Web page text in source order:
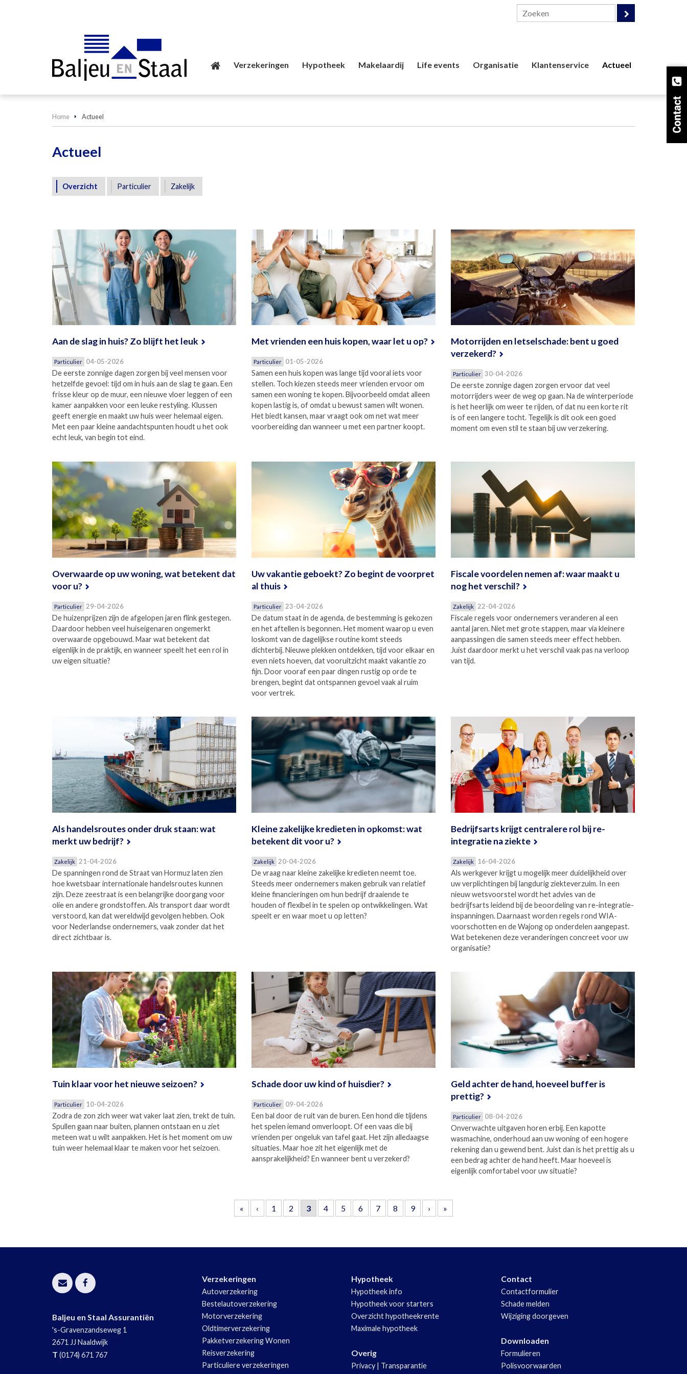
Verzekeringen Hypotheek Makelaardij Life events Organisatie Klantenservice Actueel
Home Actueel
Actueel
Overzicht Particulier Zakelijk
Aan de slag in huis? Zo blijft het leuk
Particulier 04-05-2026
De eerste zonnige dagen zorgen bij veel mensen voor
hetzelfde gevoel: tijd om in huis aan de slag te gaan. Een
frisse kleur op de muur, een nieuwe vloer leggen of een
kamer aanpakken voor een leuke restyling. Klussen
geeft energie en maakt uw huis weer helemaal eigen.
Met een paar kleine aandachtspunten houdt u het ook
echt leuk, van begin tot eind.
Met vrienden een huis kopen, waar let u op?
Particulier 01-05-2026
Samen een huis kopen was lange tijd vooral iets voor
stellen. Toch kiezen steeds meer vrienden ervoor om
samen een woning te kopen. Bijvoorbeeld omdat alleen
kopen lastig is, of omdat u bewust samen wilt wonen.
Het biedt kansen, maar vraagt ook om net wat meer
voorbereiding dan wanneer u met een partner koopt.
Motorrijden en letselschade: bent u goed
verzekerd?
Particulier 30-04-2026
De eerste zonnige dagen zorgen ervoor dat veel
motorrijders weer de weg op gaan. Na de winterperiode
is het heerlijk om weer te rijden, of dat nu een korte rit
is of een langere tocht. Tegelijk is dit ook een goed
moment om even stil te staan bij uw verzekering.
Overwaarde op uw woning, wat betekent dat
voor u?
Particulier 29-04-2026
De huizenprijzen zijn de afgelopen jaren flink gestegen.
Daardoor hebben veel huiseigenaren ongemerkt
overwaarde opgebouwd. Maar wat betekent dat
eigenlijk in de praktijk, en wanneer speelt het een rol in
uw eigen situatie?
Uw vakantie geboekt? Zo begint de voorpret
al thuis
Particulier 23-04-2026
De datum staat in de agenda, de bestemming is gekozen
en het aftellen is begonnen. Het moment waarop u even
loskomt van de dagelijkse routine komt steeds
dichterbij. Nieuwe plekken ontdekken, tijd voor elkaar en
even niets hoeven, dat vooruitzicht maakt vakantie zo
fijn. Door vooraf een paar dingen rustig op orde te
brengen, begint dat ontspannen gevoel vaak al ruim
voor vertrek.
Fiscale voordelen nemen af: waar maakt u
nog het verschil?
Zakelijk 22-04-2026
Fiscale regels voor ondernemers veranderen al een
aantal jaren. Niet met grote stappen, maar via kleinere
aanpassingen die samen steeds meer effect hebben.
Juist daardoor merkt u het verschil vaak pas na verloop
van tijd.
Als handelsroutes onder druk staan: wat
merkt uw bedrijf?
Zakelijk 21-04-2026
De spanningen rond de Straat van Hormuz laten zien
hoe kwetsbaar internationale handelsroutes kunnen
zijn. Deze zeestraat is een belangrijke doorgang voor
olie en andere grondstoffen. Als transport daar wordt
verstoord, kan dat wereldwijd gevolgen hebben. Ook
voor Nederlandse ondernemers, vaak zonder dat het
direct zichtbaar is.
Kleine zakelijke kredieten in opkomst: wat
betekent dit voor u?
Zakelijk 20-04-2026
De vraag naar kleine zakelijke kredieten neemt toe.
Steeds meer ondernemers maken gebruik van relatief
kleine financieringen om hun bedrijf draaiende te
houden of flexibel in te spelen op ontwikkelingen. Wat
speelt er en waar moet u op letten?
Bedrijfsarts krijgt centralere rol bij re-
integratie na ziekte
Zakelijk 16-04-2026
Als werkgever krijgt u mogelijk meer duidelijkheid over
uw verplichtingen bij langdurig ziekteverzuim. In een
nieuw wetsvoorstel wordt het advies van de
bedrijfsarts leidend bij de beoordeling van re-integratie-
inspanningen. Daarnaast worden regels rond WIA-
voorschotten en de Wajong op onderdelen aangepast.
Wat betekenen deze veranderingen concreet voor uw
organisatie?
Tuin klaar voor het nieuwe seizoen?
Particulier 10-04-2026
Zodra de zon zich weer wat vaker laat zien, trekt de tuin.
Spullen gaan naar buiten, plannen ontstaan en u ziet
meteen wat u wilt aanpakken. Het is het moment om uw
tuin weer helemaal klaar te maken voor het seizoen.
Schade door uw kind of huisdier?
Particulier 09-04-2026
Een bal door de ruit van de buren. Een hond die tijdens
het spelen iemand omverloopt. Of een vaas die bij
vrienden per ongeluk van tafel gaat. Het zijn alledaagse
situaties. Maar hoe zit het eigenlijk met de
aansprakelijkheid? En wanneer bent u verzekerd?
Geld achter de hand, hoeveel buffer is
prettig?
Particulier 08-04-2026
Onverwachte uitgaven horen erbij. Een kapotte
wasmachine, onderhoud aan uw woning of een hogere
rekening dan u gewend bent. Juist dan is het prettig als u
een bedrag achter de hand heeft. Maar hoeveel is
eigenlijk comfortabel voor uw situatie?
« ‹ 1 2 3 4 5 6 7 8 9 › »
Baljeu en Staal Assurantiën
's-Gravenzandseweg 1
2671 JJ Naaldwijk
T (0174) 671 767
Verzekeringen
Autoverzekering
Bestelautoverzekering
Motorverzekering
Oldtimerverzekering
Pakketverzekering Wonen
Reisverzekering
Particuliere verzekeringen
Hypotheek
Hypotheek info
Hypotheek voor starters
Overzicht hypotheekrente
Maximale hypotheek
Overig
Privacy | Transparantie
Contact
Contactformulier
Schade melden
Wijziging doorgeven
Downloaden
Formulieren
Polisvoorwaarden